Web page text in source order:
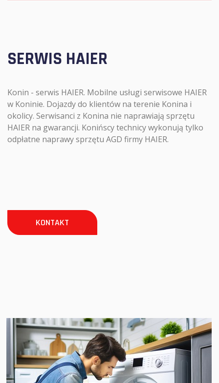
SERWIS HAIER
Konin - serwis HAIER. Mobilne usługi serwisowe HAIER
w Koninie. Dojazdy do klientów na terenie Konina i
okolicy. Serwisanci z Konina nie naprawiają sprzętu
HAIER na gwarancji. Konińscy technicy wykonują tylko
odpłatne naprawy sprzętu AGD firmy HAIER.
KONTAKT